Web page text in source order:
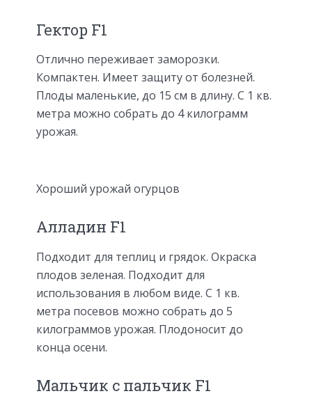
Гектор F1
Отлично переживает заморозки.
Компактен. Имеет защиту от болезней.
Плоды маленькие, до 15 см в длину. С 1 кв.
метра можно собрать до 4 килограмм
урожая.
Хороший урожай огурцов
Алладин F1
Подходит для теплиц и грядок. Окраска
плодов зеленая. Подходит для
использования в любом виде. С 1 кв.
метра посевов можно собрать до 5
килограммов урожая. Плодоносит до
конца осени.
Мальчик с пальчик F1